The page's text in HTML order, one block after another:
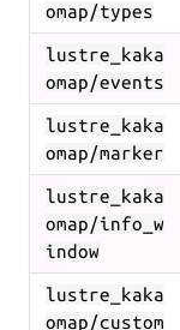
omap/types
lustre_kaka
omap/events
lustre_kaka
omap/marker
lustre_kaka
omap/info_w
indow
lustre_kaka
omap/custom